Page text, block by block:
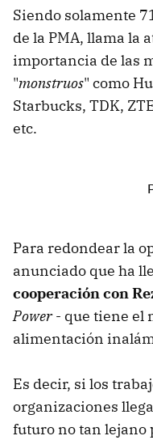
Siendo solamente
de la PMA, llama la
importancia de las
"monstruos" como
Starbucks, TDK,
etc.
Para redondear la
anunciado que ha
cooperación con
Power- que tiene el
alimentación
Es decir, si los
organizaciones
futuro no tan lejano